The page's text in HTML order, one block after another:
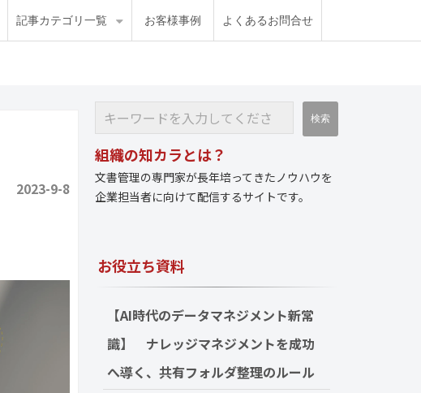
記事カテゴリ一覧 お客様事例 よくあるお問合せ
2023-9-8
組織の知カラとは？
文書管理の専門家が長年培ってきたノウハウを
企業担当者に向けて配信するサイトです。
お役立ち資料
【AI時代のデータマネジメント新常
識】　ナレッジマネジメントを成功
へ導く、共有フォルダ整理のルール